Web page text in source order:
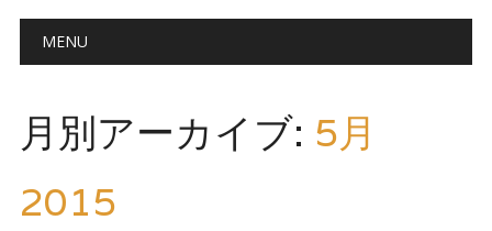
メインメニュー
ツ
へ
キ
MENU
月別アーカイブ: 5月
2015